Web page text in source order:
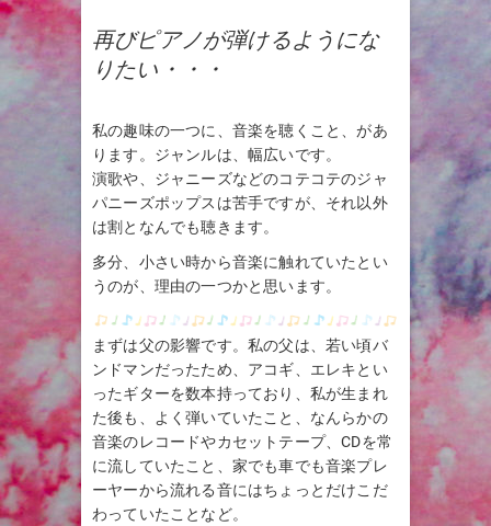
再びピアノが弾けるようにな
りたい・・・
私の趣味の一つに、音楽を聴くこと、があ
ります。ジャンルは、幅広いです。
演歌や、ジャニーズなどのコテコテのジャ
パニーズポップスは苦手ですが、それ以外
は割となんでも聴きます。
多分、小さい時から音楽に触れていたとい
うのが、理由の一つかと思います。
まずは父の影響です。私の父は、若い頃バ
ンドマンだったため、アコギ、エレキとい
ったギターを数本持っており、私が生まれ
た後も、よく弾いていたこと、なんらかの
音楽のレコードやカセットテープ、CDを常
に流していたこと、家でも車でも音楽プレ
ーヤーから流れる音にはちょっとだけこだ
わっていたことなど。